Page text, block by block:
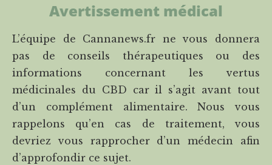
Avertissement médical
L’équipe de Cannanews.fr ne vous donnera
pas de conseils thérapeutiques ou des
informations concernant les vertus
médicinales du CBD car il s’agit avant tout
d’un complément alimentaire. Nous vous
rappelons qu’en cas de traitement, vous
devriez vous rapprocher d’un médecin afin
d’approfondir ce sujet.